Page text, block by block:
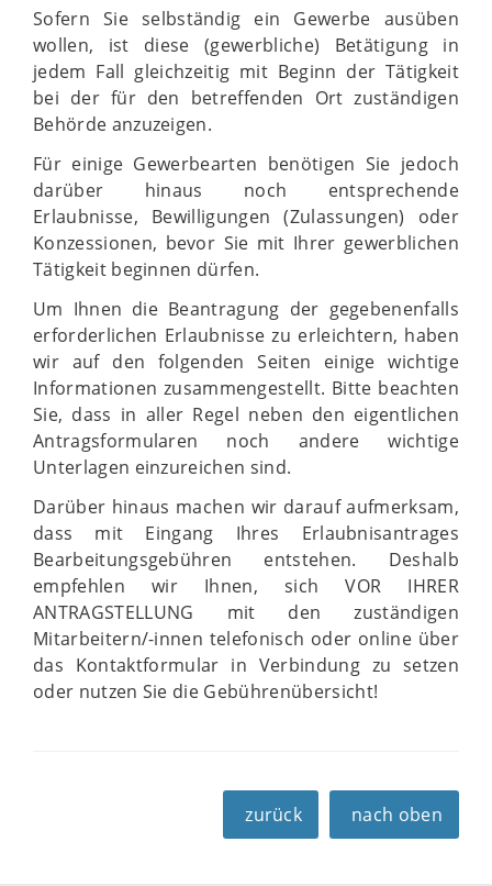
Sofern Sie selbständig ein Gewerbe ausüben
wollen, ist diese (gewerbliche) Betätigung in
jedem Fall gleichzeitig mit Beginn der Tätigkeit
bei der für den betreffenden Ort zuständigen
Behörde anzuzeigen.
Für einige Gewerbearten benötigen Sie jedoch
darüber hinaus noch entsprechende
Erlaubnisse, Bewilligungen (Zulassungen) oder
Konzessionen, bevor Sie mit Ihrer gewerblichen
Tätigkeit beginnen dürfen.
Um Ihnen die Beantragung der gegebenenfalls
erforderlichen Erlaubnisse zu erleichtern, haben
wir auf den folgenden Seiten einige wichtige
Informationen zusammengestellt. Bitte beachten
Sie, dass in aller Regel neben den eigentlichen
Antragsformularen noch andere wichtige
Unterlagen einzureichen sind.
Darüber hinaus machen wir darauf aufmerksam,
dass mit Eingang Ihres Erlaubnisantrages
Bearbeitungsgebühren entstehen. Deshalb
empfehlen wir Ihnen, sich VOR IHRER
ANTRAGSTELLUNG mit den zuständigen
Mitarbeitern/-innen telefonisch oder online über
das Kontaktformular in Verbindung zu setzen
oder nutzen Sie die Gebührenübersicht!
zurück nach oben